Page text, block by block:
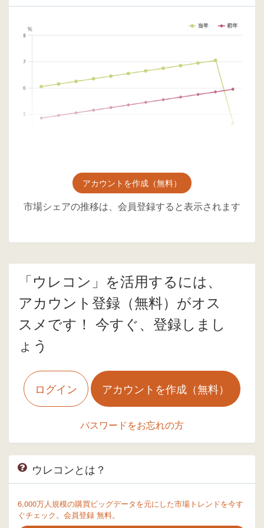
アカウントを作成（無料）
市場シェアの推移は、会員登録すると表示されます
「ウレコン」を活用するには、
アカウント登録（無料）がオス
スメです！ 今すぐ、登録しまし
ょう
ログイン アカウントを作成（無料）
パスワードをお忘れの方
ウレコンとは？
6,000万人規模の購買ビッグデータを元にした市場トレンドを今す
ぐチェック。会員登録 無料。